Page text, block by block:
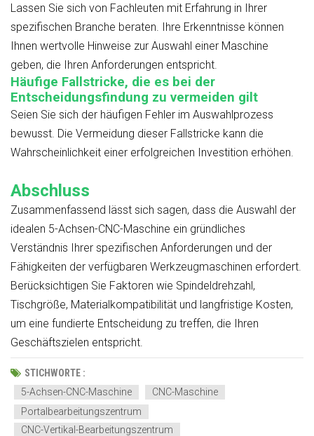
Lassen Sie sich von Fachleuten mit Erfahrung in Ihrer
spezifischen Branche beraten. Ihre Erkenntnisse können
Ihnen wertvolle Hinweise zur Auswahl einer Maschine
geben, die Ihren Anforderungen entspricht.
Häufige Fallstricke, die es bei der
Entscheidungsfindung zu vermeiden gilt
Seien Sie sich der häufigen Fehler im Auswahlprozess
bewusst. Die Vermeidung dieser Fallstricke kann die
Wahrscheinlichkeit einer erfolgreichen Investition erhöhen.
Abschluss
Zusammenfassend lässt sich sagen, dass die Auswahl der
idealen 5-Achsen-CNC-Maschine ein gründliches
Verständnis Ihrer spezifischen Anforderungen und der
Fähigkeiten der verfügbaren Werkzeugmaschinen erfordert.
Berücksichtigen Sie Faktoren wie Spindeldrehzahl,
Tischgröße, Materialkompatibilität und langfristige Kosten,
um eine fundierte Entscheidung zu treffen, die Ihren
Geschäftszielen entspricht.
STICHWORTE :
5-Achsen-CNC-Maschine
CNC-Maschine
Portalbearbeitungszentrum
CNC-Vertikal-Bearbeitungszentrum